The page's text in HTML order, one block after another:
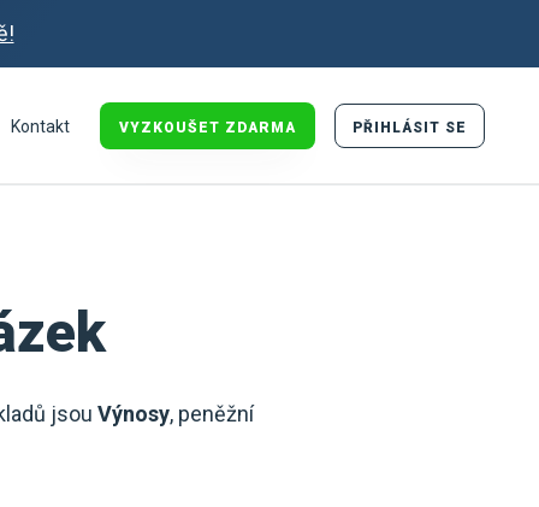
Kontakt VYZKOUŠET ZDARMA PŘIHLÁSIT SE
jsou Výnosy, peněžní